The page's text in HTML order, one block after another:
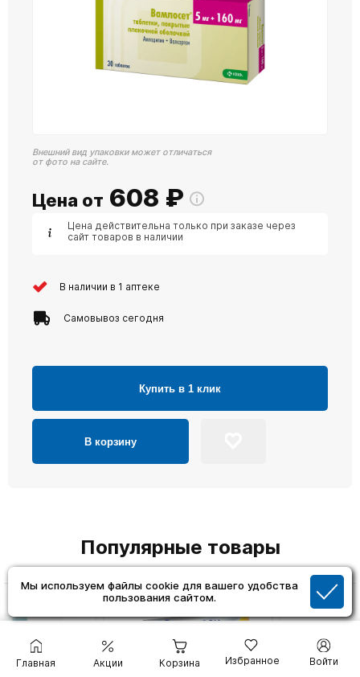
Мы используем файлы cookie для вашего удобства
пользования сайтом.
Главная Акции Корзина Избранное Войти
Внешний вид упаковки может отличаться
от фото на сайте.
Цена от 608 ₽
Цена действительна только при заказе через
сайт товаров в наличии
В наличии в 1 аптеке
Самовывоз сегодня
Купить в 1 клик
В корзину
Популярные товары